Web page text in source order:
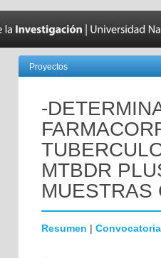
Proyectos
-
MTBDR
MUESTRAS
Resumen | Convocatoria